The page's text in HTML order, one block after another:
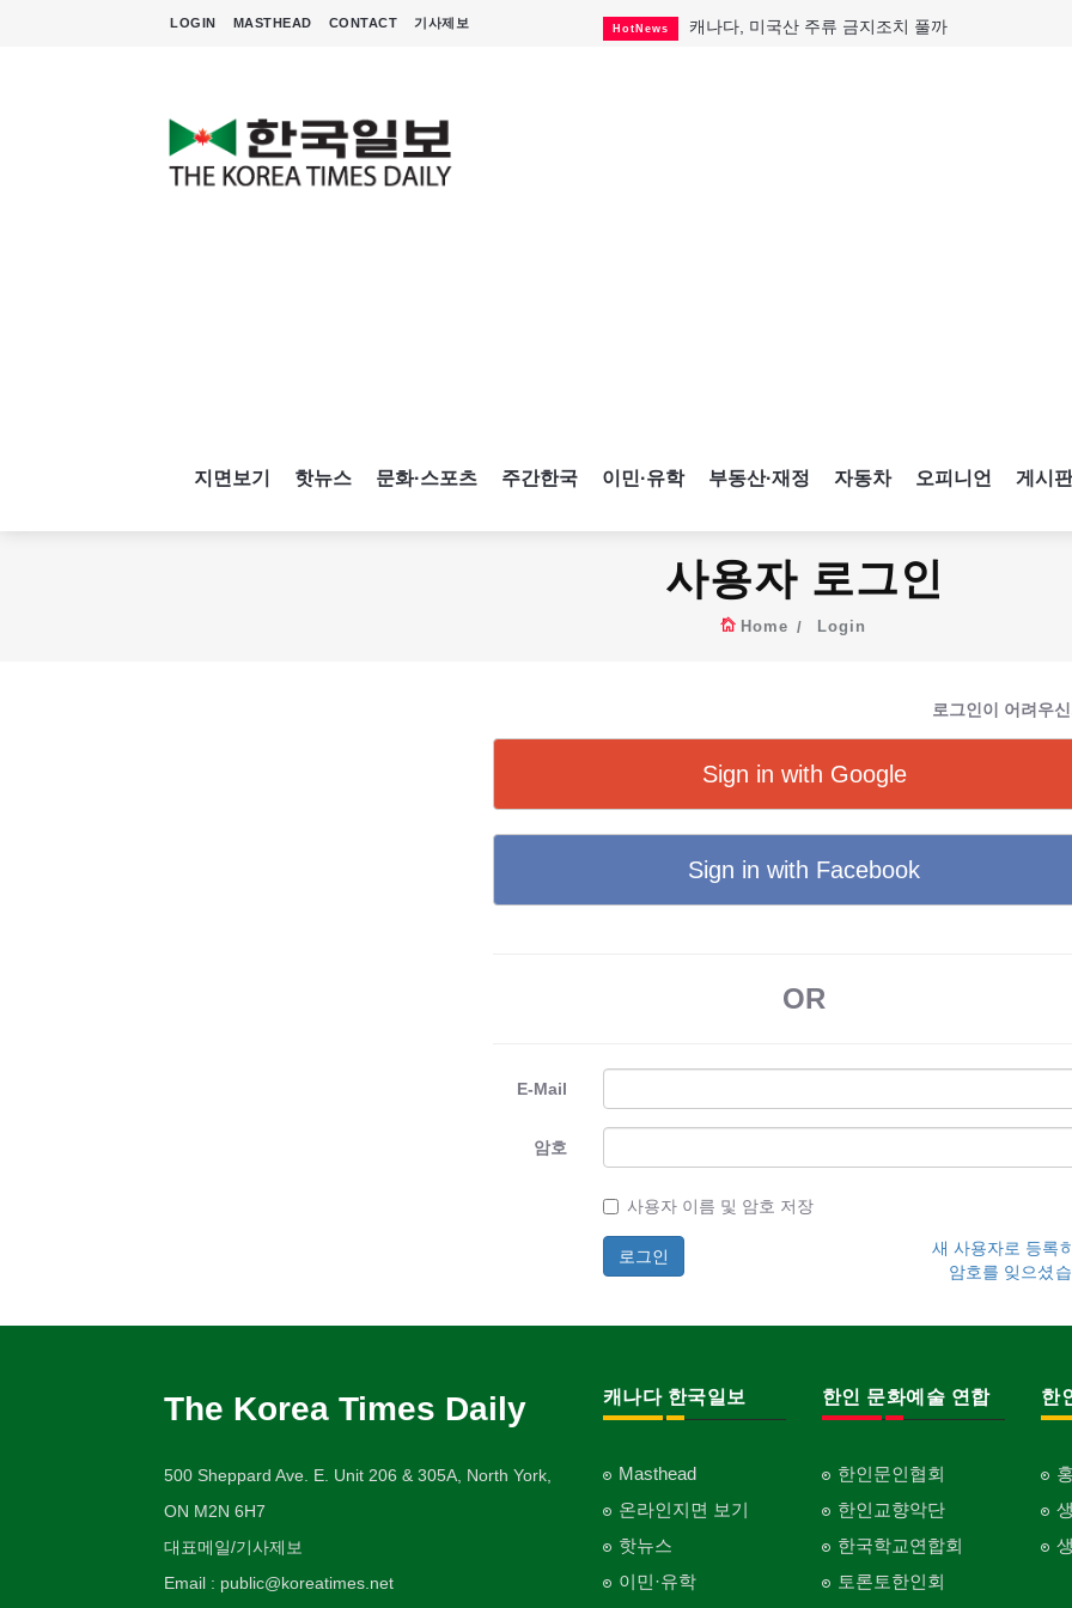
LOGIN MASTHEAD CONTACT 기사제보 HotNews 캐나다, 미국산 주류 금지조치 풀까
지면보기 핫뉴스 문화·스포츠 주간한국 이민·유학 부동산·재정 자동차 오피니언 게시판
사용자 로그인
Home Login
로그인이 어려우
Sign in with Google
Sign in with Facebook
OR
E-Mail
암호
사용자 이름 및 암호 저장
새 사용자로 등록
암호를 잊으셨
The Korea Times Daily
500 Sheppard Ave. E. Unit 206 & 305A, North York,
ON M2N 6H7
대표메일/기사제보
Email : public@koreatimes.net
캐나다 한국일보
Masthead
온라인지면 보기
핫뉴스
이민·유학
한인 문화예술 연합
한인문인협회
한인교향악단
한국학교연합회
토론토한인회
한